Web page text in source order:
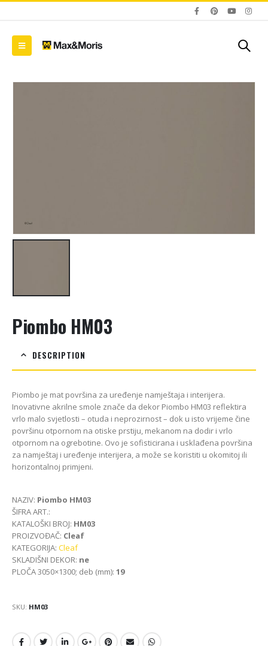
Piombo HM03
DESCRIPTION
Piombo je mat površina za uređenje namještaja i interijera.
Inovativne akrilne smole znače da dekor Piombo HM03 reflektira
vrlo malo svjetlosti – otuda i neprozirnost – dok u isto vrijeme čine
površinu otpornom na otiske prstiju, mekanom na dodir i vrlo
otpornom na ogrebotine. Ovo je sofisticirana i usklađena površina
za namještaj i uređenje interijera, a može se koristiti u okomitoj ili
horizontalnoj primjeni.
NAZIV: Piombo HM03
ŠIFRA ART.:
KATALOŠKI BROJ: HM03
PROIZVOĐAČ: Cleaf
KATEGORIJA: Cleaf
SKLADIŠNI DEKOR: ne
PLOČA 3050×1300; deb (mm): 19
SKU: HM03